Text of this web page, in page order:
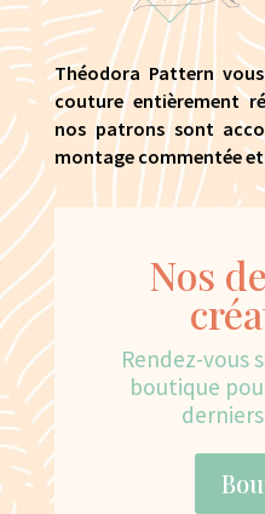
Théodora Pattern
couture entièrement
nos patrons sont
montage commentée
Nos
Rendez-vous
boutique